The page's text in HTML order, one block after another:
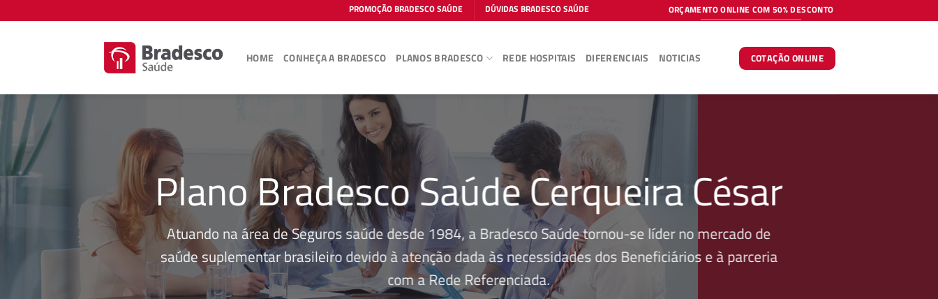
to
PROMOÇÃO BRADESCO SAÚDE DÚVIDAS BRADESCO SAÚDE ORÇAMENTO ONLINE COM 50% DESCONTO
HOME CONHEÇA A BRADESCO PLANOS BRADESCO REDE HOSPITAIS DIFERENCIAIS NOTICIAS COTAÇÃO ONLINE
Plano Bradesco Saúde Cerqueira César
Atuando na área de Seguros saúde desde 1984, a Bradesco Saúde tornou-se líder no mercado de
saúde suplementar brasileiro devido à atenção dada às necessidades dos Beneficiários e à parceria
com a Rede Referenciada.